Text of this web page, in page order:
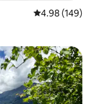
Calificación
4.98 (149)